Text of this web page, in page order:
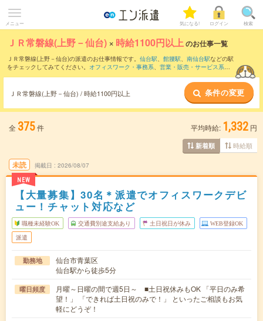
メニュー 気になる! ログイン 検索
ＪＲ常磐線(上野－仙台) × 時給1100円以上のお仕事一覧
ＪＲ常磐線(上野－仙台)の派遣のお仕事情報です。 仙台駅、 館腰駅、 南仙台駅などの駅
をチェックしてみてください。 オフィスワーク・事務系、 営業・販売・サービス系、
ＪＲ常磐線(上野－仙台) / 時給1100円以上 条件の変更
全 375件 平均時給: 1,332 円
新着順 時給順
未読
NEW
掲載日 2026/08/07
【大量募集】30名＊派遣でオフィスワークデビ
ュー！チャット対応など
職種未経験OK 交通費別途支給あり 土日祝日が休み WEB登録OK
派遣
勤務地
仙台市青葉区
仙台駅から徒歩5分
曜日頻度
月曜～日曜の間で週5日～ ■土日祝休みもOK 「平日のみ希
望！」 「できれば土日祝のみで！」 といったご相談もお気
軽にどうぞ！